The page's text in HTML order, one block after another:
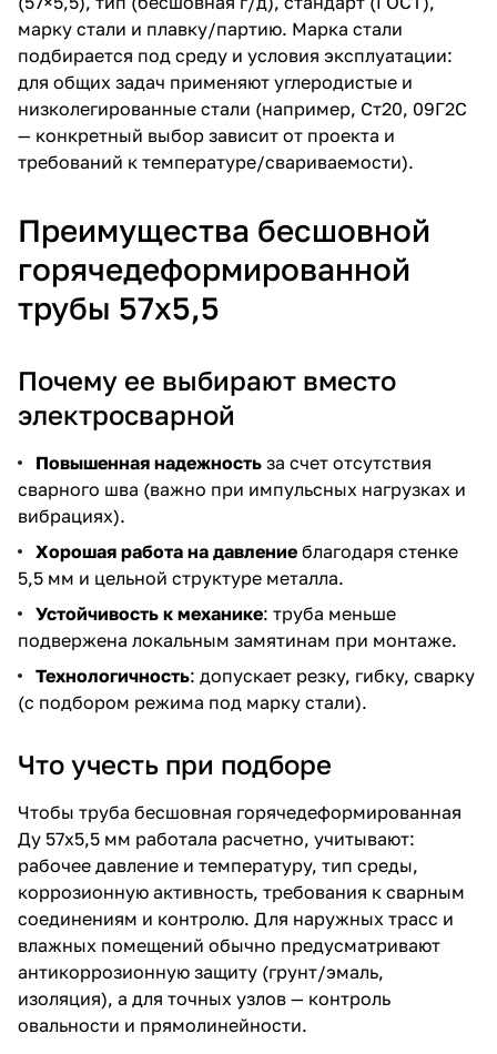
марку стали и плавку/партию. Марка стали
подбирается под среду и условия эксплуатации:
для общих задач применяют углеродистые и
низколегированные стали (например, Ст20, 09Г2С
— конкретный выбор зависит от проекта и
требований к температуре/свариваемости).
Преимущества бесшовной
горячедеформированной
трубы 57х5,5
Почему ее выбирают вместо
электросварной
Повышенная надежность за счет отсутствия
сварного шва (важно при импульсных нагрузках и
вибрациях).
Хорошая работа на давление благодаря стенке
5,5 мм и цельной структуре металла.
Устойчивость к механике: труба меньше
подвержена локальным замятинам при монтаже.
Технологичность: допускает резку, гибку, сварку
(с подбором режима под марку стали).
Что учесть при подборе
Чтобы труба бесшовная горячедеформированная
Ду 57х5,5 мм работала расчетно, учитывают:
рабочее давление и температуру, тип среды,
коррозионную активность, требования к сварным
соединениям и контролю. Для наружных трасс и
влажных помещений обычно предусматривают
антикоррозионную защиту (грунт/эмаль,
изоляция), а для точных узлов — контроль
овальности и прямолинейности.